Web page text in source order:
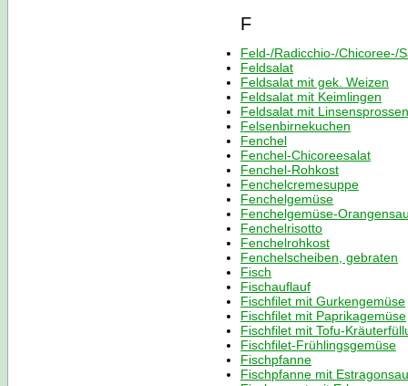
F
Feld-/Radicchio-/Chicoree-/
Feldsalat
Feldsalat mit gek. Weizen
Feldsalat mit Keimlingen
Feldsalat mit Linsensprossen
Felsenbirnekuchen
Fenchel
Fenchel-Chicoreesalat
Fenchel-Rohkost
Fenchelcremesuppe
Fenchelgemüse
Fenchelgemüse-
Fenchelrisotto
Fenchelrohkost
Fenchelscheiben, gebraten
Fisch
Fischauflauf
Fischfilet mit Gurkengemüse
Fischfilet mit Paprikagemüse
Fischfilet mit Tofu-
Fischfilet-Frühlingsgemüse
Fischpfanne
Fischpfanne mit